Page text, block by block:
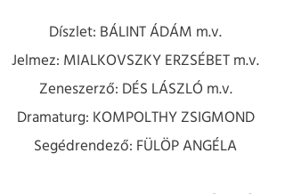
Díszlet: BÁLINT ÁDÁM m.v.
Jelmez: MIALKOVSZKY ERZSÉBET m.v.
Zeneszerző: DÉS LÁSZLÓ m.v.
Dramaturg: KOMPOLTHY ZSIGMOND
Segédrendező: FÜLÖP ANGÉLA